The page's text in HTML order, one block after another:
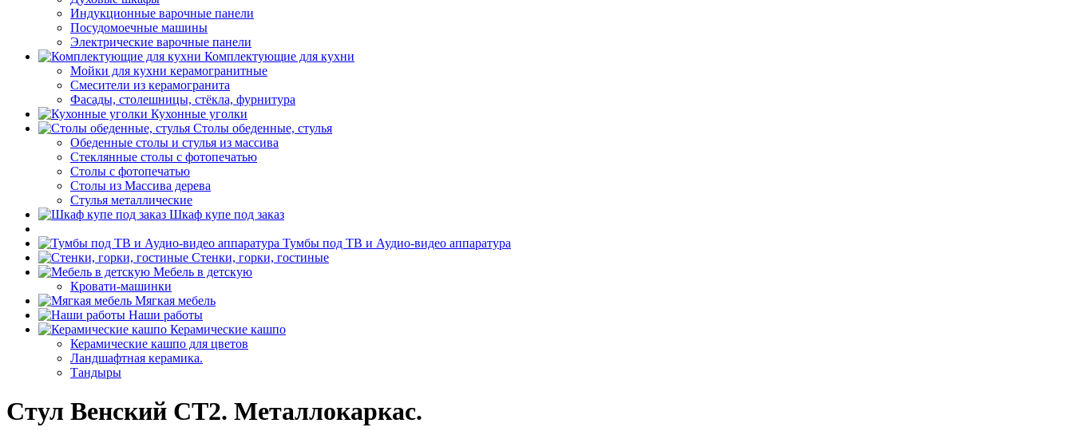
Индукционные варочные панели
Посудомоечные машины
Электрические варочные панели
Комплектующие для кухни
Мойки для кухни керамогранитные
Смесители из керамогранита
Фасады, столешницы, стёкла, фурнитура
Кухонные уголки
Столы обеденные, стулья
Обеденные столы и стулья из массива
Стеклянные столы с фотопечатью
Столы с фотопечатью
Столы из Массива дерева
Стулья металлические
Шкаф купе под заказ
Тумбы под ТВ и Аудио-видео аппаратура
Стенки, горки, гостиные
Мебель в детскую
Кровати-машинки
Мягкая мебель
Наши работы
Керамические кашпо
Керамические кашпо для цветов
Ландшафтная керамика.
Тандыры
Стул Венский СТ2. Металлокаркас.